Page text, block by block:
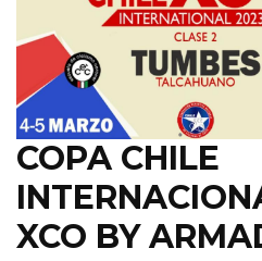
COPA CHILE
XCO BY